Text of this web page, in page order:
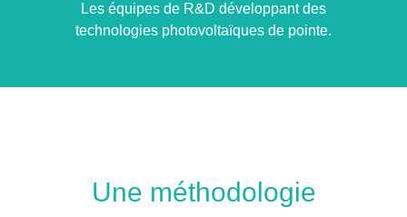
Les équipes de R&D développant des
technologies photovoltaïques de pointe.
Une méthodologie